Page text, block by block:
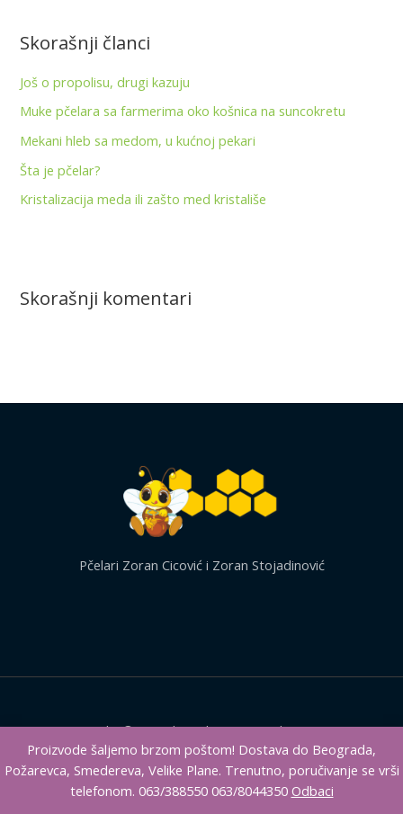
Proizvode šaljemo brzom poštom! Dostava do Beograda,
Požarevca, Smedereva, Velike Plane. Trenutno, poručivanje se vrši
telefonom. 063/388550 063/8044350 Odbaci
r
g
a
z
a
:
Skorašnji članci
Još o propolisu, drugi kazuju
Muke pčelara sa farmerima oko košnica na suncokretu
Mekani hleb sa medom, u kućnoj pekari
Šta je pčelar?
Kristalizacija meda ili zašto med kristališe
Skorašnji komentari
Pčelari Zoran Cicović i Zoran Stojadinović
Copyright © 2026 | Medeni proizvodi MEDENO